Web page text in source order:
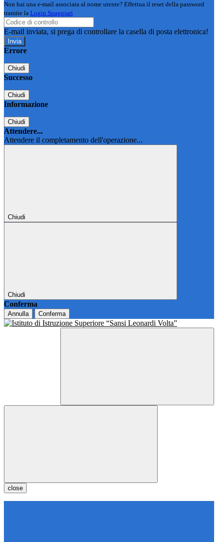
Non hai una e-mail associata al nome utente? Effettua il reset della password
tramite la Login Spaggiari
E-mail inviata, si prega di controllare la casella di posta elettronica!
Errore
Chiudi
Successo
Chiudi
Informazione
Chiudi
Attendere...
Attendere il completamento dell'operazione...
Chiudi
Chiudi
Conferma
Annulla Conferma
close